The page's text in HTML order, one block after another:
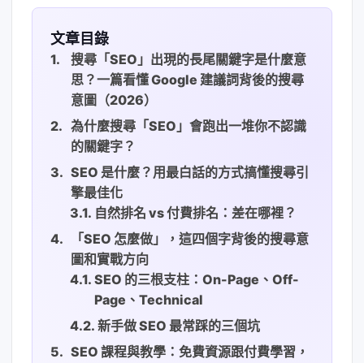
文章目錄
搜尋「SEO」出現的長尾關鍵字是什麼意
思？一篇看懂 Google 建議詞背後的搜尋
意圖（2026）
為什麼搜尋「SEO」會跑出一堆你不認識
的關鍵字？
SEO 是什麼？用最白話的方式搞懂搜尋引
擎最佳化
自然排名 vs 付費排名：差在哪裡？
「SEO 怎麼做」，這四個字背後的搜尋意
圖和實戰方向
SEO 的三根支柱：On-Page、Off-
Page、Technical
新手做 SEO 最常踩的三個坑
SEO 課程與教學：免費資源跟付費學習，